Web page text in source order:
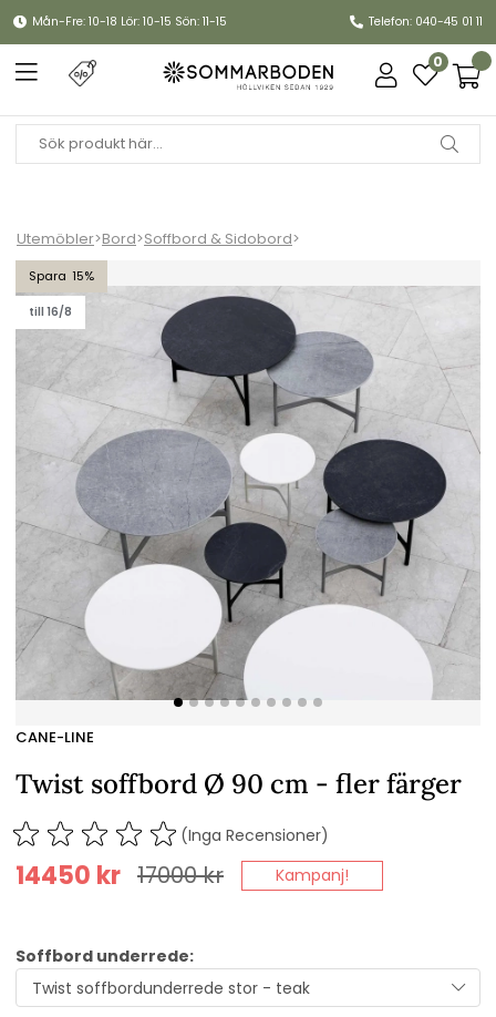
Mån-Fre: 10-18 Lör: 10-15 Sön: 11-15 Telefon: 040-45 01 11
0
Utemöbler>Bord>Soffbord & Sidobord>
15
till 16/8
Twist soffbord Ø 90 cm - fler färger
CANE-LINE
Twist soffbord Ø 90 cm - fler färger
(Inga Recensioner)
17000kr
14450 kr Kampanj!
Soffbord underrede: